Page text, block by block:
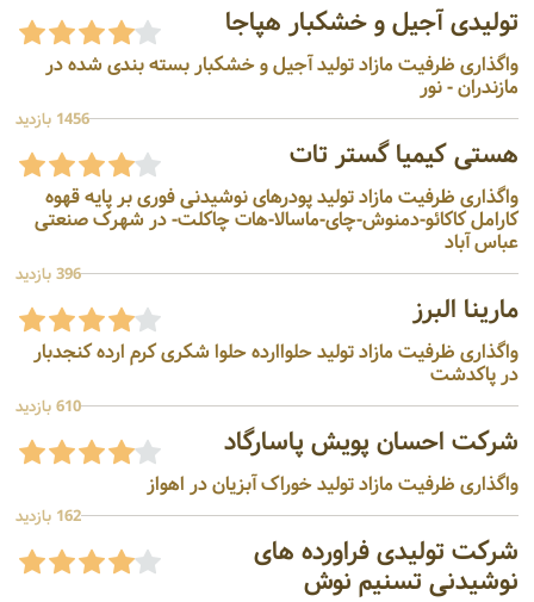
تولیدی آجیل و خشکبار هپاجا
واگذاری ظرفیت مازاد تولید آجیل و خشکبار بسته بندی شده در
مازندران - نور
1456 بازدید
هستی کیمیا گستر تات
واگذاری ظرفیت مازاد تولید پودرهای نوشیدنی فوری بر پایه قهوه
کارامل کاکائو-دمنوش-چای-ماسالا-هات چاکلت- در شهرک صنعتی
عباس آباد
396 بازدید
مارینا البرز
واگذاری ظرفیت مازاد تولید حلواارده حلوا شکری کرم ارده کنجدبار
در پاکدشت
610 بازدید
شرکت احسان پویش پاسارگاد
واگذاری ظرفیت مازاد تولید خوراک آبزیان در اهواز
162 بازدید
شرکت تولیدی فراورده های
نوشیدنی تسنیم نوش